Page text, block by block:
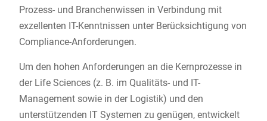
Prozess- und Branchenwissen in Verbindung mit
exzellenten IT-Kenntnissen unter Berücksichtigung von
Compliance-Anforderungen.
Um den hohen Anforderungen an die Kernprozesse in
der Life Sciences (z. B. im Qualitäts- und IT-
Management sowie in der Logistik) und den
unterstützenden IT Systemen zu genügen, entwickelt